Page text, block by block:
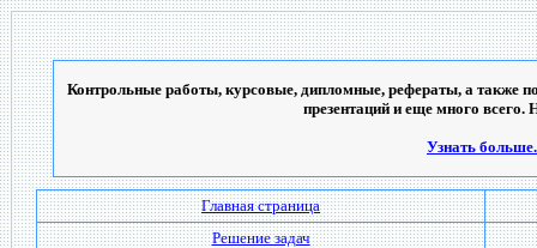
Контрольные работы, курсовые, дипломные, рефераты, а также
презентаций и еще много всего.
Узнать
Главная страница
Решение задач